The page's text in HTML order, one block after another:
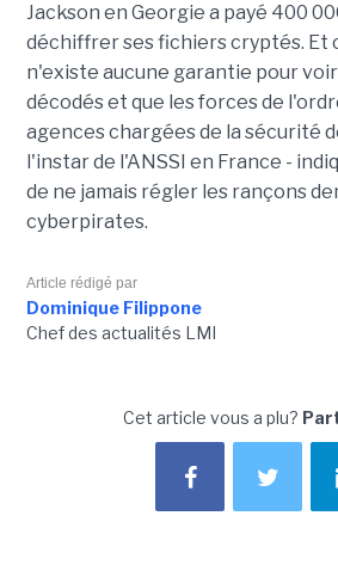
Jackson en Georgie a payé 400
déchiffrer ses fichiers cryptés. Et
n'existe aucune garantie pour
décodés et que les forces de
agences chargées de la sécurité
l'instar de l'ANSSI en France -
de ne jamais régler les rançons
cyberpirates.
Article rédigé par
Dominique Filippone
Chef des actualités LMI
Cet article vous a plu?